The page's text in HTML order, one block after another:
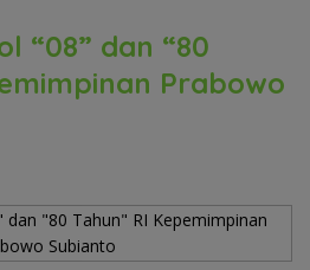
“08” dan “80
Prabowo